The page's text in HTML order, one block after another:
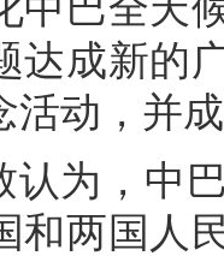
中巴全天
达成新的
活动，并
认为，中
和两国人